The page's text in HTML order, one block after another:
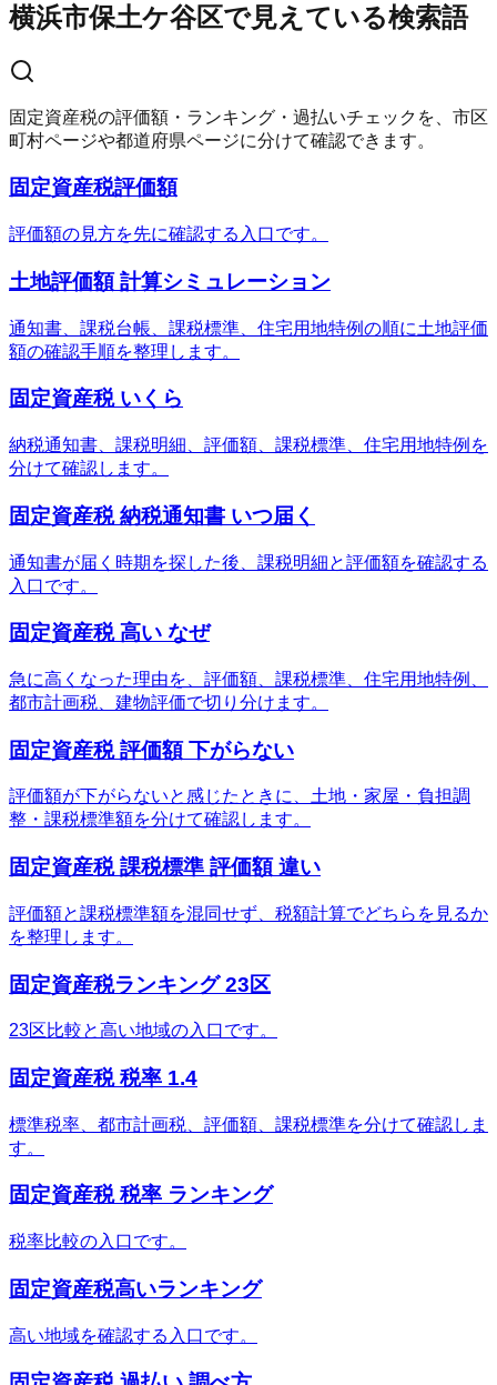
横浜市保土ケ谷区で見えている検索語
固定資産税の評価額・ランキング・過払いチェックを、市区
町村ページや都道府県ページに分けて確認できます。
固定資産税評価額
評価額の見方を先に確認する入口です。
土地評価額 計算シミュレーション
通知書、課税台帳、課税標準、住宅用地特例の順に土地評価
額の確認手順を整理します。
固定資産税 いくら
納税通知書、課税明細、評価額、課税標準、住宅用地特例を
分けて確認します。
固定資産税 納税通知書 いつ届く
通知書が届く時期を探した後、課税明細と評価額を確認する
入口です。
固定資産税 高い なぜ
急に高くなった理由を、評価額、課税標準、住宅用地特例、
都市計画税、建物評価で切り分けます。
固定資産税 評価額 下がらない
評価額が下がらないと感じたときに、土地・家屋・負担調
整・課税標準額を分けて確認します。
固定資産税 課税標準 評価額 違い
評価額と課税標準額を混同せず、税額計算でどちらを見るか
を整理します。
固定資産税ランキング 23区
23区比較と高い地域の入口です。
固定資産税 税率 1.4
標準税率、都市計画税、評価額、課税標準を分けて確認しま
す。
固定資産税 税率 ランキング
税率比較の入口です。
固定資産税高いランキング
高い地域を確認する入口です。